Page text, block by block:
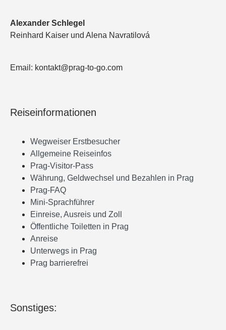
Alexander Schlegel
Reinhard Kaiser und Alena Navratilová
Email: kontakt@prag-to-go.com
Reiseinformationen
Wegweiser Erstbesucher
Allgemeine Reiseinfos
Prag-Visitor-Pass
Währung, Geldwechsel und Bezahlen in Prag
Prag-FAQ
Mini-Sprachführer
Einreise, Ausreis und Zoll
Öffentliche Toiletten in Prag
Anreise
Unterwegs in Prag
Prag barrierefrei
Sonstiges: